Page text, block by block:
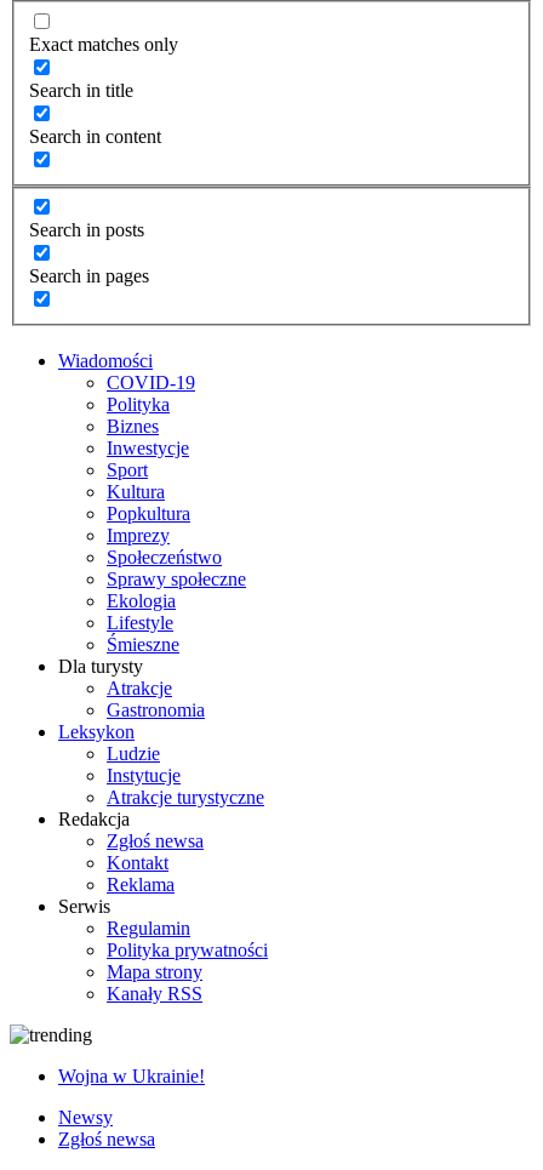
Exact matches only
Search in title
Search in content
Search in posts
Search in pages
Wiadomości
COVID-19
Polityka
Biznes
Inwestycje
Sport
Kultura
Popkultura
Imprezy
Społeczeństwo
Sprawy społeczne
Ekologia
Lifestyle
Śmieszne
Dla turysty
Atrakcje
Gastronomia
Leksykon
Ludzie
Instytucje
Atrakcje turystyczne
Redakcja
Zgłoś newsa
Kontakt
Reklama
Serwis
Regulamin
Polityka prywatności
Mapa strony
Kanały RSS
Wojna w Ukrainie!
Newsy
Zgłoś newsa